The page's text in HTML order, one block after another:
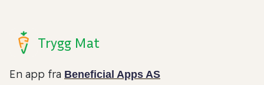
Trygg Mat
En app fra Beneficial Apps AS